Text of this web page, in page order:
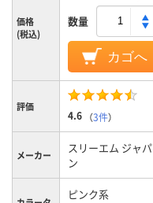
価格
(税込)
数量
カゴへ
評価
4.6 （3件）
メーカー
スリーエム ジャパ
ン
ピンク系